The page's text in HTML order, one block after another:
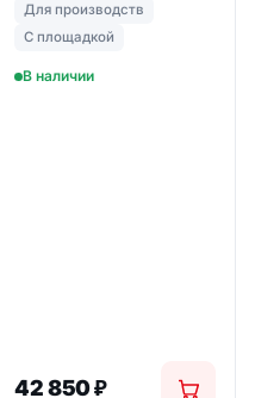
Для производств
С площадкой
В наличии
42 850₽